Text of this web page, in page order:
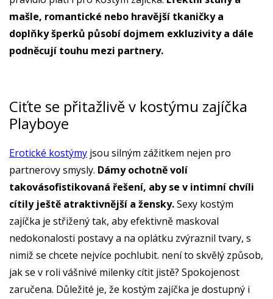
mašle, romantické nebo hravější tkaničky a
doplňky šperků působí dojmem exkluzivity a dále
podněcují touhu mezi partnery.
Ciťte se přitažlivě v kostýmu zajíčka
Playboye
Erotické kostýmy jsou silným zážitkem nejen pro
partnerovy smysly. Dámy ochotně volí
takovásofistikovaná řešení, aby se v intimní chvíli
cítily ještě atraktivnější a žensky.Sexy kostým
zajíčka je střižený tak, aby efektivně maskoval
nedokonalosti postavy a na oplátku zvýraznil tvary, s
nimiž se chcete nejvíce pochlubit. není to skvělý způsob,
jak se v roli vášnivé milenky cítit jistě? Spokojenost
zaručena. Důležité je, že kostým zajíčka je dostupný i